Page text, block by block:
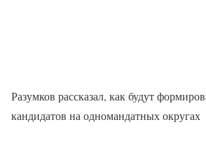
Разумков рассказал, как будут
кандидатов на одномандатных округах